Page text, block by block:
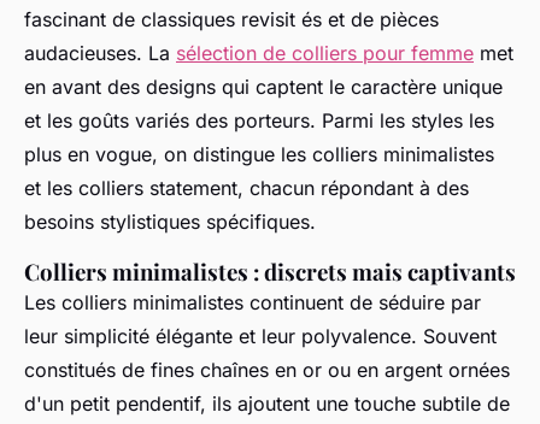
fascinant de classiques revisit és et de pièces
audacieuses. La sélection de colliers pour femme met
en avant des designs qui captent le caractère unique
et les goûts variés des porteurs. Parmi les styles les
plus en vogue, on distingue les colliers minimalistes
et les colliers statement, chacun répondant à des
besoins stylistiques spécifiques.
Colliers minimalistes : discrets mais captivants
Les colliers minimalistes continuent de séduire par
leur simplicité élégante et leur polyvalence. Souvent
constitués de fines chaînes en or ou en argent ornées
d'un petit pendentif, ils ajoutent une touche subtile de